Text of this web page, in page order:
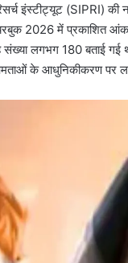
इंस्टीट्यूट (SIPRI) की
2026 में प्रकाशित
लगभग 180 बताई गई थी।
के आधुनिकीकरण पर